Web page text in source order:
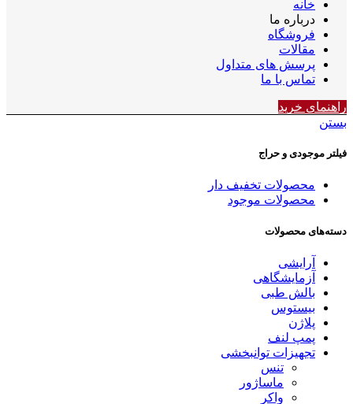
خانه
درباره ما
فروشگاه
مقالات
پرسش های متداول
تماس با ما
راهنمای خرید
بستن
فیلتر موجودی و حراج
محصولات تخفیف دار
محصولات موجود
دسته‌های محصولات
آرایشی
آزمایشگاهی
بالش طبی
بیستوس
پلاژن
پمپ لنف
تجهیزات توانبخشی
تنس
ماساژور
واکر